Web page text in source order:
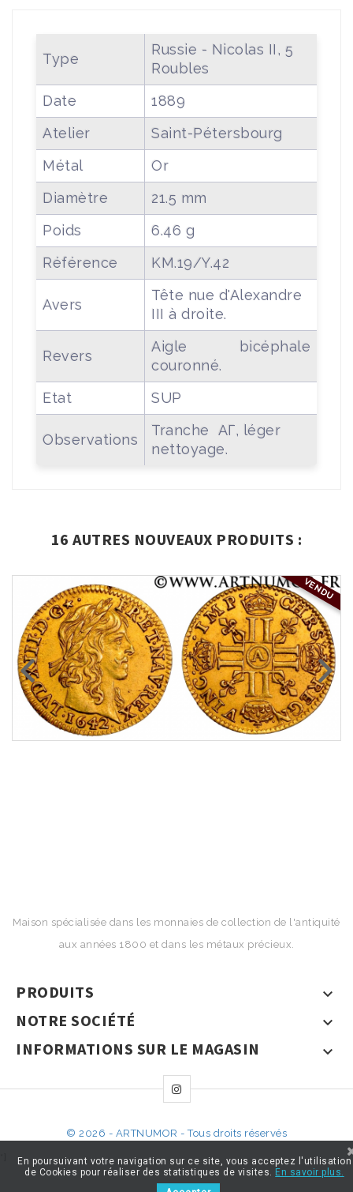
Type
Russie - Nicolas II, 5
Roubles
Date
1889
Atelier
Saint-Pétersbourg
Métal
Or
Diamètre
21.5 mm
Poids
6.46 g
Référence
KM.19/Y.42
Avers
Tête nue d'Alexandre
III à droite.
Revers
Aigle bicéphale
couronné.
Etat
SUP
Observations
Tranche АГ, léger
nettoyage.
16 AUTRES NOUVEAUX PRODUITS :
VENDU
Maison spécialisée dans les monnaies de collection de l'antiquité
aux années 1800 et dans les métaux précieux.
PRODUITS 
NOTRE SOCIÉTÉ 
INFORMATIONS SUR LE MAGASIN 
© 2026 - ARTNUMOR - Tous droits réservés
En poursuivant votre navigation sur ce site, vous acceptez l'utilisation
de Cookies pour réaliser des statistiques de visites. En savoir plus.